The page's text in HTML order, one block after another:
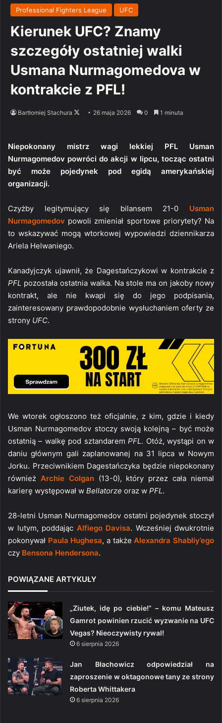
Professional Fighters League UFC
Kierunek UFC? Znamy
szczegóły ostatniej walki
Usmana Nurmagomedova w
kontrakcie z PFL!
Bartłomiej Stachura
Follow26 maja 2026 0 1 minuta
Niepokonany mistrz wagi lekkiej PFL Usman
Nurmagomedov powróci do akcji w lipcu, tocząc ostatni
być może pojedynek pod egidą amerykańskiej
organizacji.
Czyżby legitymujący się bilansem 21-0 Usman
Nurmagomedov powoli zmieniał sportowe priorytety? Na
to wskazywać mogą wtorkowej wypowiedzi dziennikarza
Ariela Helwaniego.
Kanadyjczyk ujawnił, że Dagestańczykowi w kontrakcie z
PFL pozostała ostatnia walka. Na stole ma on jakoby nowy
kontrakt, ale nie kwapi się do jego podpisania,
zainteresowany prawdopodobnie wysłuchaniem oferty ze
strony UFC.
We wtorek ogłoszono też oficjalnie, z kim, gdzie i kiedy
Usman Nurmagomedov stoczy swoją kolejną – być może
ostatnią – walkę pod sztandaremPFL. Otóż, wystąpi on w
daniu głównym gali zaplanowanej na 31 lipca w Nowym
Jorku. Przeciwnikiem Dagestańczyka będzie niepokonany
również Archie Colgan(13-0), który przez cała niemal
karierę występował w Bellatorze oraz w PFL.
28-letni Usman Nurmagomedov ostatni pojedynek stoczył
w lutym, poddając Alfiego Davisa. Wcześniej dwukrotnie
pokonywał Paula Hughesa, a takżeAlexandra Shabliy’ego
czy Bensona Hendersona.
POWIĄZANE ARTYKUŁY
„Ziutek, idę po ciebie!” – komu Mateusz
Gamrot powinien rzucić wyzwanie na UFC
Vegas? Nieoczywisty rywal!
6 sierpnia 2026
Jan Błachowicz odpowiedział na
zaproszenie w oktagonowe tany ze strony
Roberta Whittakera
6 sierpnia 2026